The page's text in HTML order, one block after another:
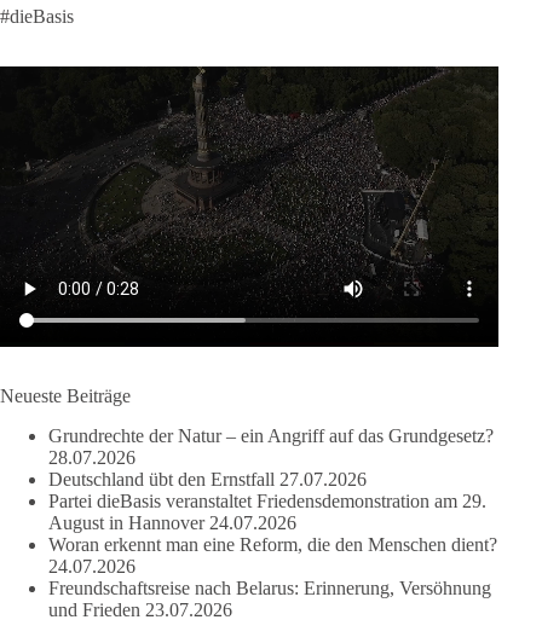
✅ Verantwortung statt Symbolpolitik
Krisen dürfen nicht verwaltet werden, sie müssen verhindert
werden. Das gelingt nur durch eine Politik, die Fluchtursachen
bekämpft, Schleuserkriminalität entschlossen entgegentritt und
Migration nicht zum Gegenstand geopolitischer Machtspiele
werden lässt.
Der Mensch darf niemals zum Spielball politischer Interessen
werden.
#dieBasis #Migration #Europa #Menschenwürde
#Rechtsstaat
#Frieden #Subsidiarität
41 15 5
DieBasis
2 Tage(n) zuvor
❌ Kleine Parteien ausgesperrt: Schützt die Hürde nur die Großen?
#dieBasis
Neueste Beiträge
Grundrechte der Natur – ein Angriff auf das Grundgesetz?
28.07.2026
Deutschland übt den Ernstfall 27.07.2026
Partei dieBasis veranstaltet Friedensdemonstration am 29.
August in Hannover 24.07.2026
Woran erkennt man eine Reform, die den Menschen dient?
24.07.2026
Freundschaftsreise nach Belarus: Erinnerung, Versöhnung
und Frieden 23.07.2026